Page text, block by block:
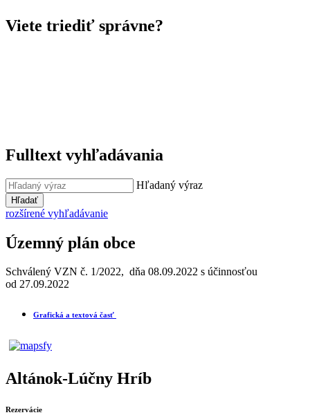
Viete triediť správne?
Fulltext vyhľadávania
Hľadaný výraz
Hľadať
rozšírené vyhľadávanie
Územný plán obce
Schválený VZN č. 1/2022, dňa 08.09.2022 s účinnosťou
od 27.09.2022
Grafická a textová časť
Altánok-Lúčny Hríb
Rezervácie